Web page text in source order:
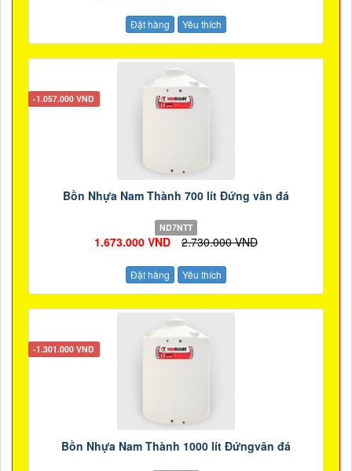
Đặt hàng Yêu thích
-1.057.000 VND
Bồn Nhựa Nam Thành 700 lít Đứng vân đá
ND7NTT
1.673.000 VND 2.730.000 VND
Đặt hàng Yêu thích
-1.301.000 VND
Bồn Nhựa Nam Thành 1000 lít Đứngvân đá